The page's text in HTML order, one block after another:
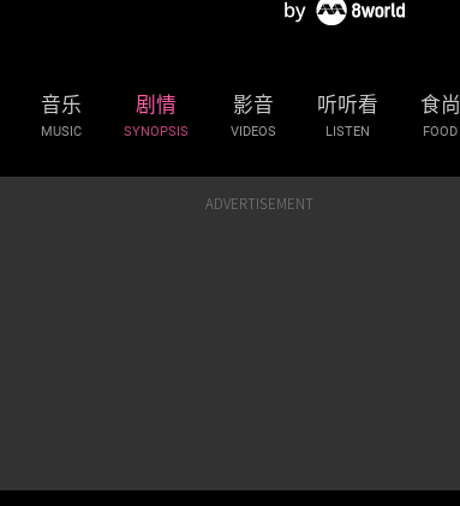
音乐
MUSIC
剧情
SYNOPSIS
影音
VIDEOS
听听看
LISTEN
食尚
FOOD
ADVERTISEMENT